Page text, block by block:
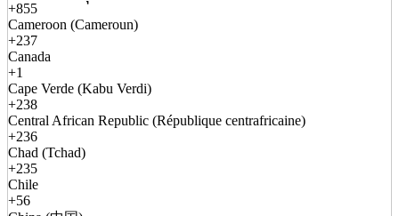
+855
Cameroon (Cameroun)
+237
Canada
+1
Cape Verde (Kabu Verdi)
+238
Central African Republic (République centrafricaine)
+236
Chad (Tchad)
+235
Chile
+56